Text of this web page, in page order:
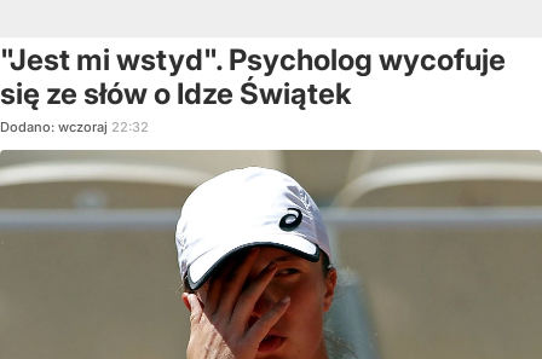
"Jest mi wstyd". Psycholog wycofuje
się ze słów o Idze Świątek
Dodano: wczoraj 22:32